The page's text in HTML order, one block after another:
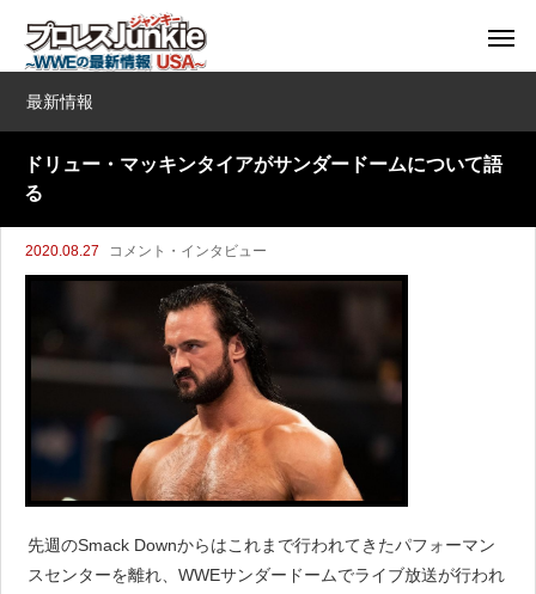
最新情報
ドリュー・マッキンタイアがサンダードームについて語
る
2020.08.27 コメント・インタビュー
先週のSmack Downからはこれまで行われてきたパフォーマン
スセンターを離れ、WWEサンダードームでライブ放送が行われ